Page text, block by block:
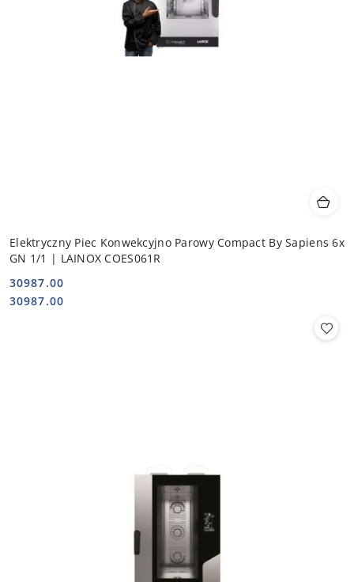
Elektryczny Piec Konwekcyjno Parowy Compact By Sapiens 6x
GN 1/1 | LAINOX COES061R
Cena:
30987.00
Cena:
30987.00